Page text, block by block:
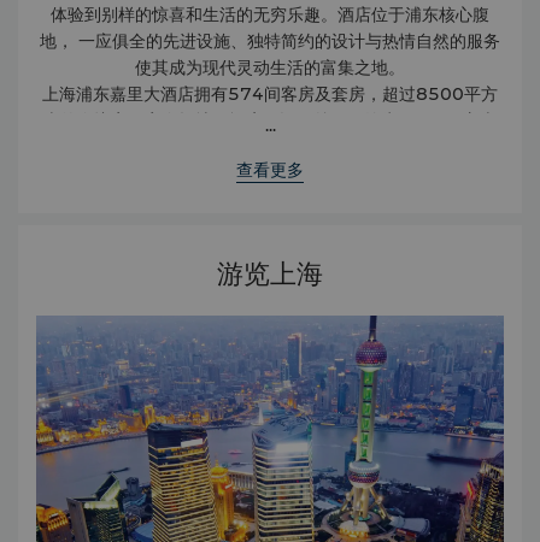
体验到别样的惊喜和生活的无穷乐趣。酒店位于浦东核心腹
地， 一应俱全的先进设施、独特简约的设计与热情自然的服务
使其成为现代灵动生活的富集之地。
上海浦东嘉里大酒店拥有574间客房及套房，超过8500平方
米的会议室及宴会场地。酒店开设了总面积约为6000平方米
客营造一个工作和生活相均衡的环境。钟爱美食的您可在酒店
宽敞的客房和套房，抑或入住毗邻酒店的浦东嘉里城公寓，豪
满乐趣。乘坐地铁或超现代的磁悬浮列车，浦东国际机场转瞬
即达。酒店与上海新国际博览中心直接相连，正对广阔旖旎的
世纪公园，并紧邻浦东嘉里城购物中心及办公大楼。在浦东嘉
里大酒店，您会很快意识到这里没有惯例，一切皆有可能。
...
查看更多
游览上海